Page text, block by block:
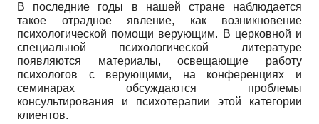
В последние годы в нашей стране наблюдается
такое отрадное явление, как возникновение
психологической помощи верующим. В церковной и
специальной психологической литературе
появляются материалы, освещающие работу
психологов с верующими, на конференциях и
семинарах обсуждаются проблемы
консультирования и психотерапии этой категории
клиентов.